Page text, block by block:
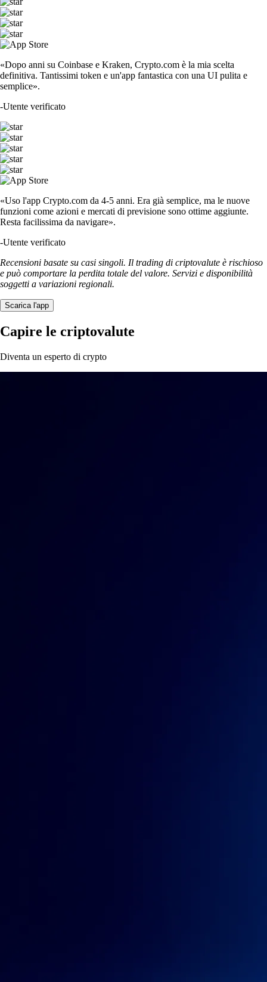
«Dopo anni su Coinbase e Kraken, Crypto.com è la mia scelta
definitiva. Tantissimi token e un'app fantastica con una UI pulita e
semplice».
-Utente verificato
«Uso l'app Crypto.com da 4-5 anni. Era già semplice, ma le nuove
funzioni come azioni e mercati di previsione sono ottime aggiunte.
Resta facilissima da navigare».
-Utente verificato
Recensioni basate su casi singoli. Il trading di criptovalute è rischioso
e può comportare la perdita totale del valore. Servizi e disponibilità
soggetti a variazioni regionali.
Scarica l'app
Capire le criptovalute
Diventa un esperto di crypto